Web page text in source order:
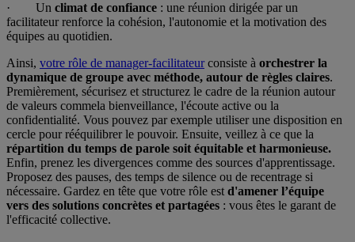
· Un climat de confiance : une réunion dirigée par un
facilitateur renforce la cohésion, l'autonomie et la motivation des
équipes au quotidien.
Ainsi, votre rôle de manager-facilitateurconsiste à orchestrer la
dynamique de groupe avec méthode, autour de règles claires.
Premièrement, sécurisez et structurez le cadre de la réunion autour
de valeurs commela bienveillance, l'écoute active ou la
confidentialité. Vous pouvez par exemple utiliser une disposition en
cercle pour rééquilibrer le pouvoir. Ensuite, veillez à ce que la
répartition du temps de parole soit équitable et harmonieuse.
Enfin, prenez les divergences comme des sources d'apprentissage.
Proposez des pauses, des temps de silence ou de recentrage si
nécessaire. Gardez en tête que votre rôle est d'amener l’équipe
vers des solutions concrètes et partagées : vous êtes le garant de
l'efficacité collective.